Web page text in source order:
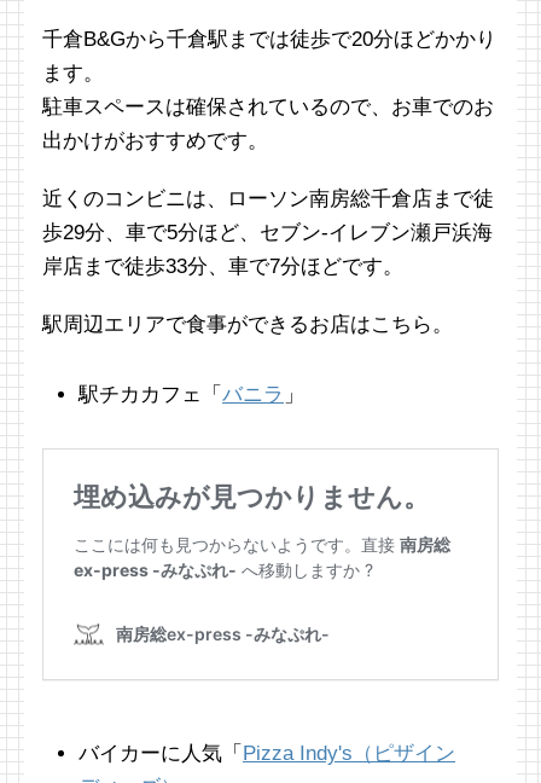
千倉B&Gから千倉駅までは徒歩で20分ほどかかり
ます。
駐車スペースは確保されているので、お車でのお
出かけがおすすめです。
近くのコンビニは、ローソン南房総千倉店まで徒
歩29分、車で5分ほど、セブン-イレブン瀬戸浜海
岸店まで徒歩33分、車で7分ほどです。
駅周辺エリアで食事ができるお店はこちら。
駅チカカフェ「 バニラ 」
バイカーに人気「 Pizza Indy's（ピザイン